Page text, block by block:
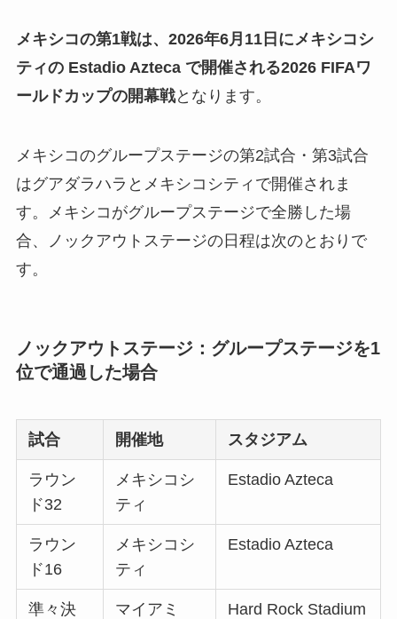
メキシコの第1戦は、2026年6月11日にメキシコシ
ティの Estadio Azteca で開催される2026 FIFAワ
ールドカップの開幕戦となります。
メキシコのグループステージの第2試合・第3試合
はグアダラハラとメキシコシティで開催されま
す。メキシコがグループステージで全勝した場
合、ノックアウトステージの日程は次のとおりで
す。
ノックアウトステージ：グループステージを1
位で通過した場合
試合 開催地 スタジアム
ラウン
ド32
メキシコシ
ティ
Estadio Azteca
ラウン
ド16
メキシコシ
ティ
Estadio Azteca
準々決
マイアミ Hard Rock Stadium